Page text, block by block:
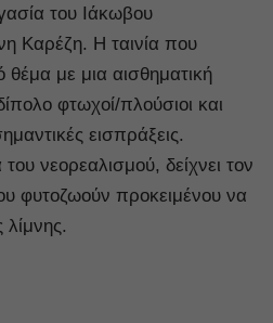
του Ιάκωβου
Καρέζη. Η ταινία που
θέμα με μια αισθηματική
φτωχοί/πλούσιοι και
εισπράξεις.
νεορεαλισμού, δείχνει τον
φυτοζωούν προκειμένου να
λίμνης.